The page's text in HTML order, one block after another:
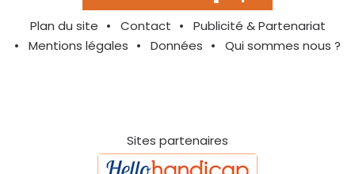
Plan du site Contact
Publicité & Partenariat
Mentions légales
Données Qui sommes nous ?
Sites partenaires